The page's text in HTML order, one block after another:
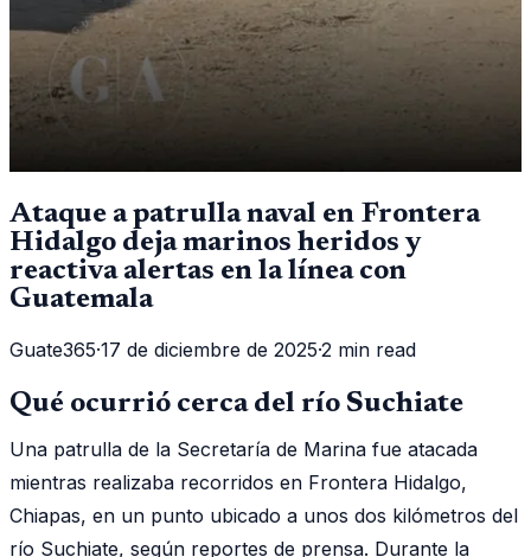
Ataque a patrulla naval en Frontera
Hidalgo deja marinos heridos y
reactiva alertas en la línea con
Guatemala
Guate365·17 de diciembre de 2025·2 min read
Qué ocurrió cerca del río Suchiate
Una patrulla de la Secretaría de Marina fue atacada
mientras realizaba recorridos en Frontera Hidalgo,
Chiapas, en un punto ubicado a unos dos kilómetros del
río Suchiate, según reportes de prensa. Durante la